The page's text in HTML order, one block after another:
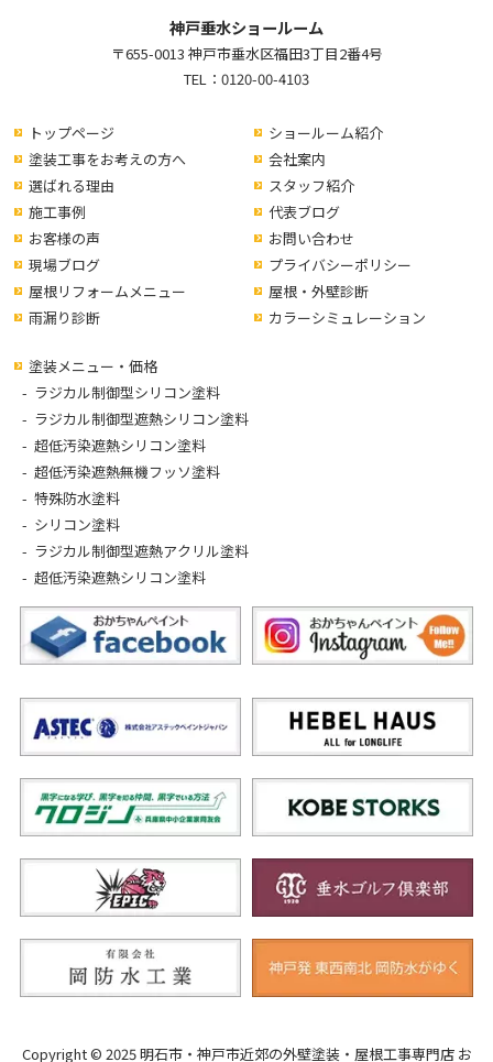
神戸垂水ショールーム
〒655-0013 神戸市垂水区福田3丁目2番4号
TEL： 0120-00-4103
トップページ
塗装工事をお考えの方へ
選ばれる理由
ショールーム紹介
会社案内
スタッフ紹介
施工事例
お客様の声
現場ブログ
代表ブログ
お問い合わせ
プライバシーポリシー
屋根リフォームメニュー
雨漏り診断
屋根・外壁診断
カラーシミュレーション
塗装メニュー・価格
ラジカル制御型シリコン塗料
ラジカル制御型遮熱シリコン塗料
超低汚染遮熱シリコン塗料
超低汚染遮熱無機フッソ塗料
特殊防水塗料
シリコン塗料
ラジカル制御型遮熱アクリル塗料
超低汚染遮熱シリコン塗料
Copyright © 2025 明石市・神戸市近郊の外壁塗装・屋根工事専門店 お